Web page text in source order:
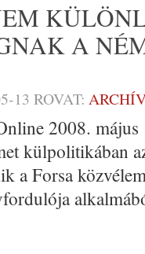
A
13 ROVAT:
2008.
külpolitikában
a Forsa